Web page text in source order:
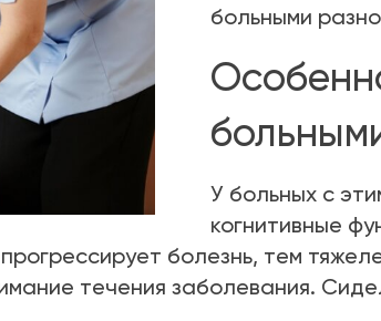
больными
У больных с
когнитивные
болезнь, тем
течения заболевания.